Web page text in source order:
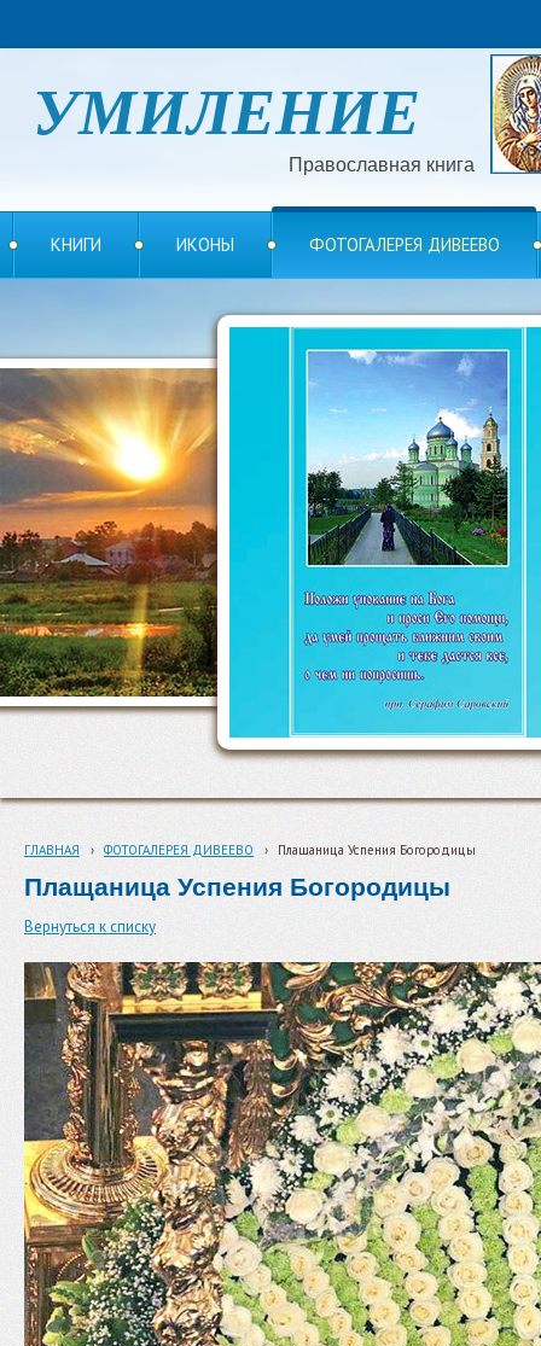
УМИЛЕНИЕ
Православная книга
КНИГИ ИКОНЫ ФОТОГАЛЕРЕЯ ДИВЕЕВО
ГЛАВНАЯ › ФОТОГАЛЕРЕЯ ДИВЕЕВО › Плащаница Успения Богородицы
Плащаница Успения Богородицы
Вернуться к списку